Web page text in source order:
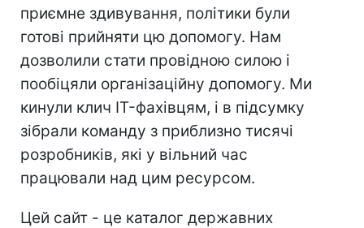
приємне здивування, політики були
готові прийняти цю допомогу. Нам
дозволили стати провідною силою і
пообіцяли організаційну допомогу. Ми
кинули клич IT-фахівцям, і в підсумку
зібрали команду з приблизно тисячі
розробників, які у вільний час
працювали над цим ресурсом.
Цей сайт - це каталог державних